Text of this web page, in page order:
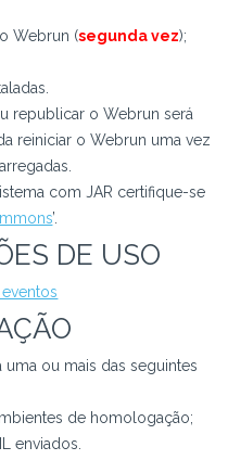
Webrun (segunda vez);
republicar o Webrun será
reiniciar o Webrun uma vez
com JAR certifique-se
’.
DE USO
uma ou mais das seguintes
de homologação;
enviados.